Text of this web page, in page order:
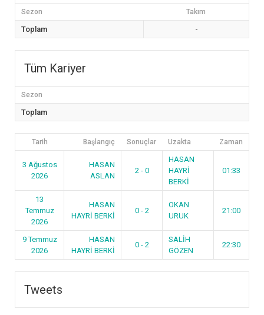
Sezon Takım
Toplam -
Tüm Kariyer
Sezon
Toplam
Tarih Başlangıç Sonuçlar Uzakta Zaman
3 Ağustos
2026
HASAN
ASLAN
2 - 0
HASAN
HAYRİ
BERKİ
01:33
13
Temmuz
2026
HASAN
HAYRİ BERKİ
0 - 2
OKAN
URUK
21:00
9 Temmuz
2026
HASAN
HAYRİ BERKİ
0 - 2
SALİH
GÖZEN
22:30
Tweets